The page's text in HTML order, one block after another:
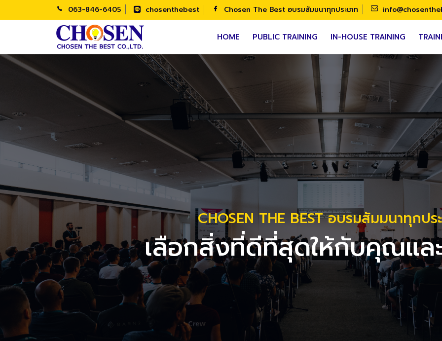
063-846-6405 chosenthebest Chosen The Best อบรมสัมมนาทุกประเภท
HOME PUBLIC TRAINING IN-HOUSE TRAINING
CHOSEN THE BEST อบรมสัมมนาทุกปร
เลือกสิ่งที่ดีที่สุดให้กับคุณแล